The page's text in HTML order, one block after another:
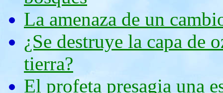
La amenaza de un
¿Se destruye la capa de
tierra?
El profeta presagia una